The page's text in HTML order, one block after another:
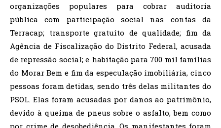
organizações populares para cobrar auditoria
pública com participação social nas contas da
Terracap; transporte gratuito de qualidade; fim da
Agência de Fiscalização do Distrito Federal, acusada
de repressão social; e habitação para 700 mil famílias
do Morar Bem e fim da especulação imobiliária, cinco
pessoas foram detidas, sendo três delas militantes do
PSOL. Elas foram acusadas por danos ao patrimônio,
devido à queima de pneus sobre o asfalto, bem como
por crime de desobediência. Os manifestantes foram